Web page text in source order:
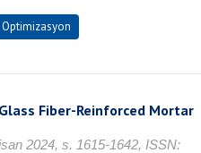
Optimizasyon
Fiber-Reinforced Mortar
2024, s. 1615-1642, ISSN: